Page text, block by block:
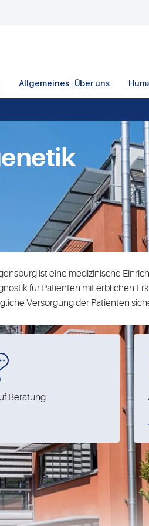
Allgemeines | Über uns
ist eine medizinische
für Patienten mit erblichen
Versorgung der Patienten
Beratung